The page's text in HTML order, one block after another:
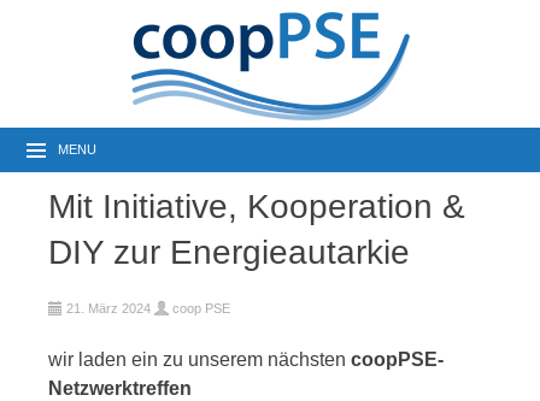
MENU
Mit Initiative, Kooperation &
DIY zur Energieautarkie
21. März 2024 coop PSE
wir laden ein zu unserem nächsten coopPSE-
Netzwerktreffen